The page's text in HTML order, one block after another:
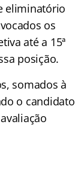
eliminatório
os
até a 15ª
posição.
somados à
o candidato